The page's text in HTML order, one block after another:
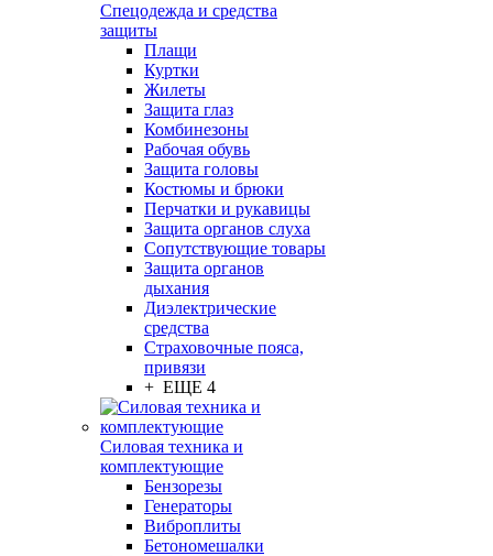
Спецодежда и средства
защиты
Плащи
Куртки
Жилеты
Защита глаз
Комбинезоны
Рабочая обувь
Защита головы
Костюмы и брюки
Перчатки и рукавицы
Защита органов слуха
Сопутствующие товары
Защита органов
дыхания
Диэлектрические
средства
Страховочные пояса,
привязи
+ ЕЩЕ 4
Силовая техника и
комплектующие
Бензорезы
Генераторы
Виброплиты
Бетономешалки